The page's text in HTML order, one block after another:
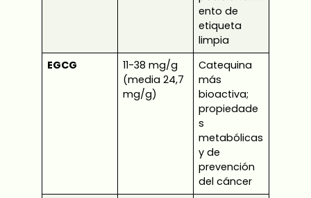
ento de
etiqueta
limpia
EGCG
11-38 mg/g
(media 24,7
mg/g)
Catequina
más
bioactiva;
propiedade
s
metabólicas
y de
prevención
del cáncer